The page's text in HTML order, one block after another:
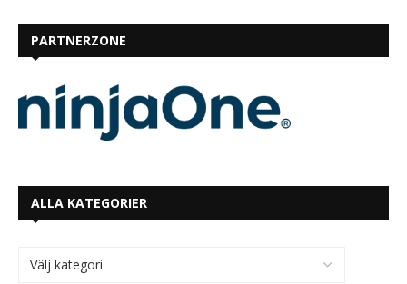
PARTNERZONE
ALLA KATEGORIER